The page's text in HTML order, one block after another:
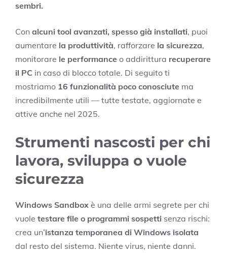
sembri.
Con alcuni tool avanzati, spesso già installati, puoi
aumentare la produttività, rafforzare la sicurezza,
monitorare le performance o addirittura recuperare
il PC in caso di blocco totale. Di seguito ti
mostriamo 16 funzionalità poco conosciute ma
incredibilmente utili — tutte testate, aggiornate e
attive anche nel 2025.
Strumenti nascosti per chi
lavora, sviluppa o vuole
sicurezza
Windows Sandbox è una delle armi segrete per chi
vuole testare file o programmi sospetti senza rischi:
crea un’istanza temporanea di Windows isolata
dal resto del sistema. Niente virus, niente danni.